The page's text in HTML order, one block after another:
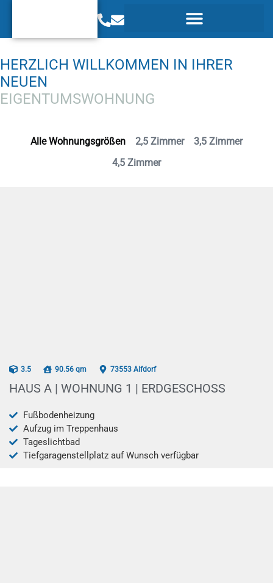
HERZLICH WILLKOMMEN IN IHRER
NEUEN
EIGENTUMSWOHNUNG
2,5 Zimmer
3,5 Zimmer
4,5 Zimmer
Alle Wohnungsgrößen
AB 07/2026
3.5 90.56 qm 73553 Alfdorf
HAUS A | WOHNUNG 1 | ERDGESCHOSS
Fußbodenheizung
Aufzug im Treppenhaus
Tageslichtbad
Tiefgaragenstellplatz auf Wunsch verfügbar